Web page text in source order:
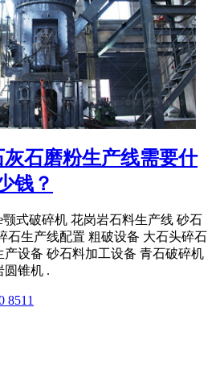
灰石磨粉生产线需要什
钱？
颚式破碎机 花岗岩石料生产线 砂石
石生产线配置 粗破设备 大石头碎石
产设备 砂石料加工设备 青石破碎机
圆锥机 .
8511